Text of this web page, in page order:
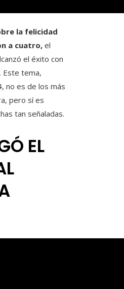
la felicidad
a cuatro, el
el éxito con
Este tema,
no es de los más
pero sí es
tan señaladas.
EL